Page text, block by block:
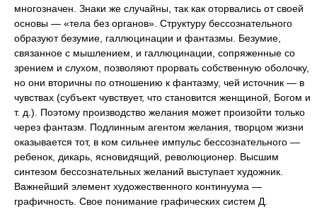
многозначен. Знаки же случайны, так как оторвались от своей
основы — «тела без органов». Структуру бессознательного
образуют безумие, галлюцинации и фантазмы. Безумие,
связанное с мышлением, и галлюцинации, сопряженные со
зрением и слухом, позволяют прорвать собственную оболочку,
но они вторичны по отношению к фантазму, чей источник — в
чувствах (субъект чувствует, что становится женщиной, Богом и
т. д.). Поэтому производство желания может произойти только
через фантазм. Подлинным агентом желания, творцом жизни
оказывается тот, в ком сильнее импульс бессознательного —
ребенок, дикарь, ясновидящий, революционер. Высшим
синтезом бессознательных желаний выступает художник.
Важнейший элемент художественного континуума —
графичность. Свое понимание графических систем Д.